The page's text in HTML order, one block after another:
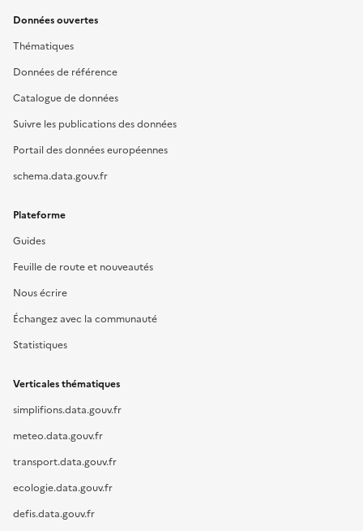
Données ouvertes
Thématiques
Données de référence
Catalogue de données
Suivre les publications des données
Portail des données européennes
schema.data.gouv.fr
Plateforme
Guides
Feuille de route et nouveautés
Nous écrire
Échangez avec la communauté
Statistiques
Verticales thématiques
simplifions.data.gouv.fr
meteo.data.gouv.fr
transport.data.gouv.fr
ecologie.data.gouv.fr
defis.data.gouv.fr